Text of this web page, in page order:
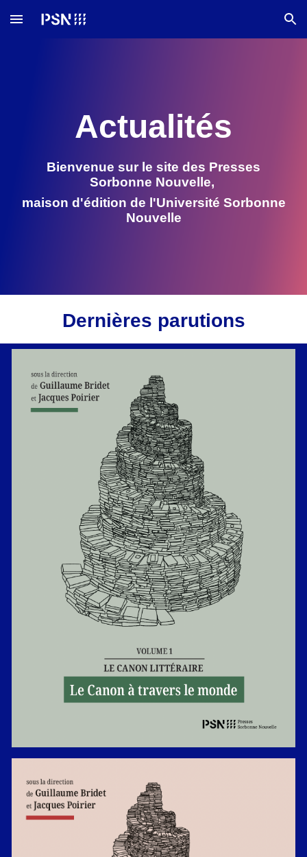
Skip to main content Skip to navigation
Actualités
Bienvenue sur le site des Presses
Sorbonne Nouvelle,
maison d'édition de l'Université Sorbonne
Nouvelle
Dernières parutions